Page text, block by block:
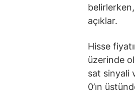
açıklar.
Hisse
üzerinde
sat sinyali
0’ın